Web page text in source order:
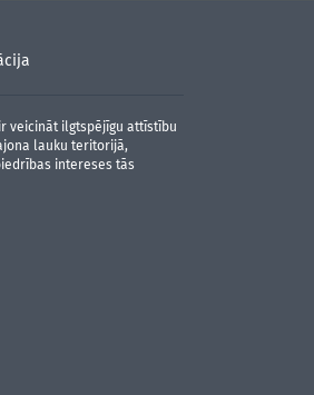
veicināt ilgtspējīgu attīstību
lauku teritorijā,
intereses tās